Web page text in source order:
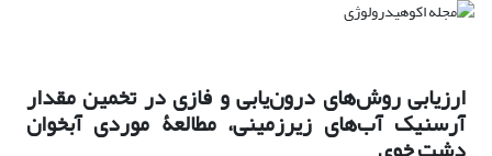
ارزیابی روش‌های درون‌یابی و فازی در تخمین مقدار
آرسنیک آب‌های زیرزمینی، مطالعۀ موردی آبخوان